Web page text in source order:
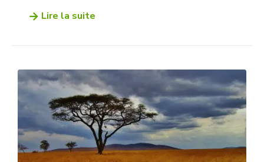
Lire la suite